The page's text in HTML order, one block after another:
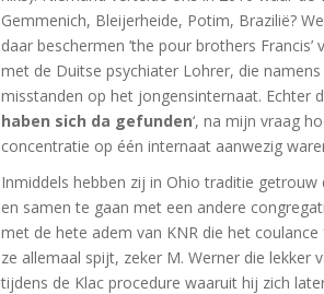
Gemmenich, Bleijerheide, Potim, Brazilië?
daar beschermen ’the pour brothers
met de Duitse psychiater Lohrer, die
misstanden op het jongensinternaat. Echter
haben sich da gefunden‘, na mijn vraag
concentratie op één internaat aanwezig
Inmiddels hebben zij in Ohio traditie
en samen te gaan met een andere
met de hete adem van KNR die het
ze allemaal spijt, zeker M. Werner die lekker
tijdens de Klac procedure waaruit hij zich